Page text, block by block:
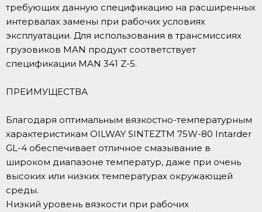
требующих данную спецификацию на расширенных
интервалах замены при рабочих условиях
эксплуатации. Для использования в трансмиссиях
грузовиков MAN продукт соответствует
спецификации MAN 341 Z-5.
ПРЕИМУЩЕСТВА
Благодаря оптимальным вязкостно-температурным
характеристикам OILWAY SINTEZTM 75W-80 Intarder
GL-4 обеспечивает отличное смазывание в
широком диапазоне температур, даже при очень
высоких или низких температурах окружающей
среды.
Низкий уровень вязкости при рабочих